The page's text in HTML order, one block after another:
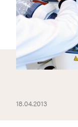
18.04.2013